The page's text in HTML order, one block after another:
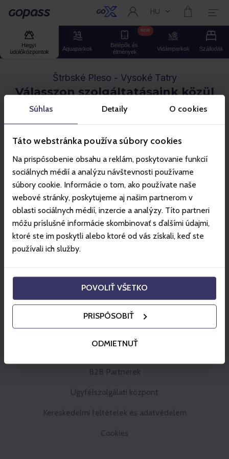
Súhlas Detaily O cookies
Táto webstránka používa súbory cookies
Na prispôsobenie obsahu a reklám, poskytovanie funkcií
sociálnych médií a analýzu návštevnosti používame
súbory cookie. Informácie o tom, ako používate naše
webové stránky, poskytujeme aj našim partnerom v
oblasti sociálnych médií, inzercie a analýzy. Títo partneri
môžu príslušné informácie skombinovať s ďalšími údajmi,
ktoré ste im poskytli alebo ktoré od vás získali, keď ste
používali ich služby.
POVOLIŤ VŠETKO
PRISPÔSOBIŤ
ODMIETNUŤ
Gopass Aktuális nyelv:
HU
Hegyi
üdülőközpontok
Aquaparkok
Belépők és
élmények
NEW
Vidámparkok Szállodák
Štrbské Pleso - Vysoké Tatry
Válasszon szolgáltatásaink közül
Síbérletek Kötélpályás kirándulások
B2B Partnerek
Ügyfélszolgálati központ
Kereskedelmi feltételek és adatvédelem
Cookies